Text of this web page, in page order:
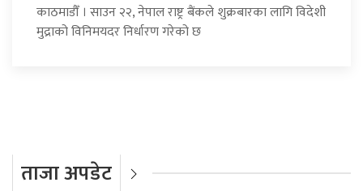
काठमाडौँ । साउन २२, नेपाल राष्ट्र बैंकले शुक्रबारका लागि विदेशी
मुद्राको विनिमयदर निर्धारण गरेको छ
ताजा अपडेट